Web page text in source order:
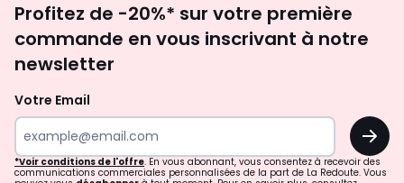
newsletter
Profitez de -20%* sur votre première
commande en vous inscrivant à notre
newsletter
Votre Email
OK
*Voir conditions de l'offre. En vous abonnant, vous consentez à recevoir des
communications commerciales personnalisées de la part de La Redoute. Vous